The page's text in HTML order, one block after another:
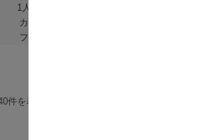
1人掛けソファー
カウチソファー
フロアソファー
件を表示